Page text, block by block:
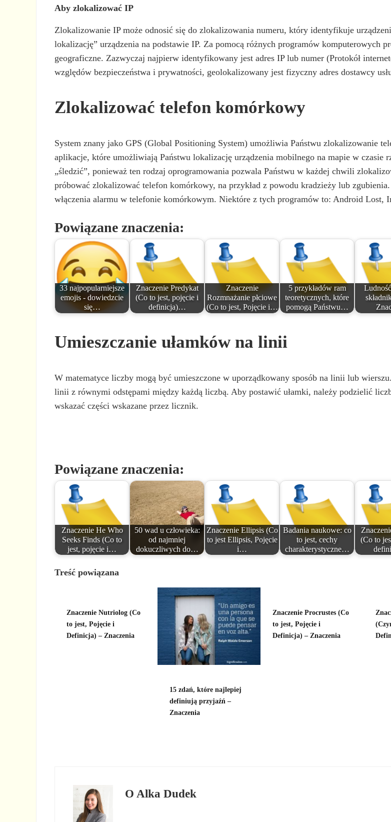
Aby zlokalizować IP
Zlokalizowanie IP może odnosić się do zlokalizowania numeru, który identyfikuje
lokalizację” urządzenia na podstawie IP. Za pomocą różnych programów komputerowych
geograficzne. Zazwyczaj najpierw identyfikowany jest adres IP lub numer (Protokół
względów bezpieczeństwa i prywatności, geolokalizowany jest fizyczny adres dostawcy
Zlokalizować telefon komórkowy
System znany jako GPS (Global Positioning System) umożliwia Państwu zlokalizowanie
aplikacje, które umożliwiają Państwu lokalizację urządzenia mobilnego na mapie w czasie
„śledzić”, ponieważ ten rodzaj oprogramowania pozwala Państwu w każdej chwili
próbować zlokalizować telefon komórkowy, na przykład z powodu kradzieży lub
włączenia alarmu w telefonie komórkowym. Niektóre z tych programów to: Android Lost,
Powiązane znaczenia:
33 najpopularniejsze
emojis - dowiedzcie
się…
Znaczenie Predykat
(Co to jest, pojęcie i
definicja)…
Znaczenie
Rozmnażanie płciowe
(Co to jest, Pojęcie i…
5 przykładów ram
teoretycznych, które
pomogą Państwu…
Umieszczanie ułamków na linii
W matematyce liczby mogą być umieszczone w uporządkowany sposób na linii lub
linii z równymi odstępami między każdą liczbą. Aby postawić ułamki, należy podzielić
wskazać części wskazane przez licznik.
Powiązane znaczenia:
Znaczenie He Who
Seeks Finds (Co to
jest, pojęcie i…
50 wad u człowieka:
od najmniej
dokuczliwych do…
Znaczenie Ellipsis (Co
to jest Ellipsis, Pojęcie
i…
Badania naukowe: co
to jest, cechy
charakterystyczne…
(Co to
Treść powiązana
Znaczenie Nutriolog (Co
to jest, Pojęcie i
Definicja) – Znaczenia
15 zdań, które najlepiej
definiują przyjaźń –
Znaczenia
Znaczenie Procrustes (Co
to jest, Pojęcie i
Definicja) – Znaczenia
OAlka Dudek